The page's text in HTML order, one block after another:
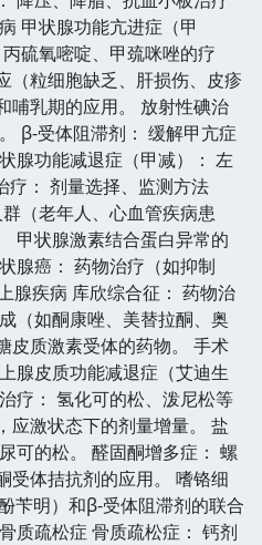
甲状腺功能亢进症（甲
硫氧嘧啶、甲巯咪唑的疗
（粒细胞缺乏、肝损伤、皮疹
哺乳期的应用。 放射性碘治
β-受体阻滞剂： 缓解甲亢症
腺功能减退症（甲减）： 左
疗： 剂量选择、监测方法
群（老年人、心血管疾病患
甲状腺激素结合蛋白异常的
腺癌： 药物治疗（如抑制
腺疾病 库欣综合征： 药物治
（如酮康唑、美替拉酮、奥
皮质激素受体的药物。 手术
腺皮质功能减退症（艾迪生
疗： 氢化可的松、泼尼松等
应激状态下的剂量增量。 盐
可的松。 醛固酮增多症： 螺
受体拮抗剂的应用。 嗜铬细
苄明）和β-受体阻滞剂的联合
质疏松症 骨质疏松症： 钙剂